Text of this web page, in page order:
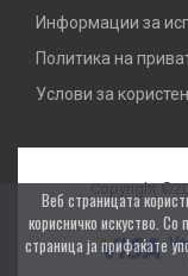
Информации за
Политика на
Услови за
Copyright
Веб страницата
корисничко искуство.
страница ја прифаќате